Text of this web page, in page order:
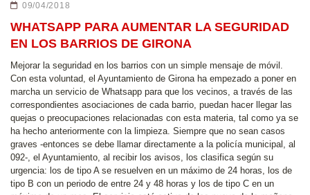
09/04/2018
WHATSAPP PARA AUMENTAR LA SEGURIDAD
EN LOS BARRIOS DE GIRONA
Mejorar la seguridad en los barrios con un simple mensaje de móvil.
Con esta voluntad, el Ayuntamiento de Girona ha empezado a poner en
marcha un servicio de Whatsapp para que los vecinos, a través de las
correspondientes asociaciones de cada barrio, puedan hacer llegar las
quejas o preocupaciones relacionadas con esta materia, tal como ya se
ha hecho anteriormente con la limpieza. Siempre que no sean casos
graves -entonces se debe llamar directamente a la policía municipal, al
092-, el Ayuntamiento, al recibir los avisos, los clasifica según su
urgencia: los de tipo A se resuelven en un máximo de 24 horas, los de
tipo B con un periodo de entre 24 y 48 horas y los de tipo C en un